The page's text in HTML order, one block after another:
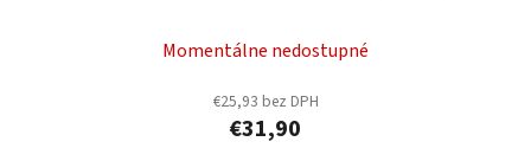
Momentálne nedostupné
€25,93 bez DPH
€31,90